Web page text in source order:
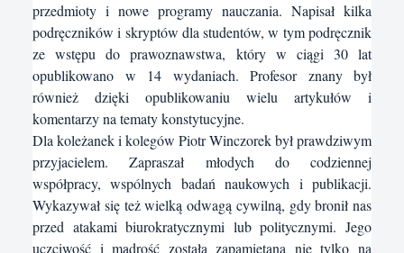
przedmioty i nowe programy nauczania. Napisał kilka
podręczników i skryptów dla studentów, w tym podręcznik
ze wstępu do prawoznawstwa, który w ciągi 30 lat
opublikowano w 14 wydaniach. Profesor znany był
również dzięki opublikowaniu wielu artykułów i
komentarzy na tematy konstytucyjne.
Dla koleżanek i kolegów Piotr Winczorek był prawdziwym
przyjacielem. Zapraszał młodych do codziennej
współpracy, wspólnych badań naukowych i publikacji.
Wykazywał się też wielką odwagą cywilną, gdy bronił nas
przed atakami biurokratycznymi lub politycznymi. Jego
uczciwość i mądrość została zapamiętana nie tylko na